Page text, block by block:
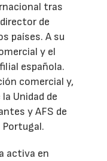
tras
de
países. A su
y el
española.
comercial y,
Unidad de
y AFS de
Portugal.
activa en